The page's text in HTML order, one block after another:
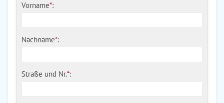
Vorname*:
Nachname*:
Straße und Nr.*: